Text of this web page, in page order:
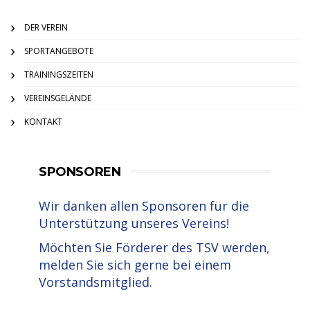
DER VEREIN
SPORTANGEBOTE
TRAININGSZEITEN
VEREINSGELÄNDE
KONTAKT
SPONSOREN
Wir danken allen Sponsoren für die
Unterstützung unseres Vereins!
Möchten Sie Förderer des TSV werden,
melden Sie sich gerne bei einem
Vorstandsmitglied.